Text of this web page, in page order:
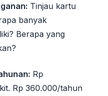
Tinjau kartu
banyak
Berapa yang
Rp
Rp 360.000/tahun